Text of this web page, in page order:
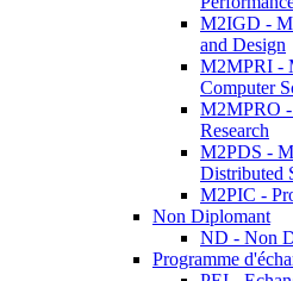
M2IGD -
and Design
M2MPRI -
Computer
M2MPRO
Research
M2PDS -
Distributed
M2PIC -
Non Diplomant
ND - Non
Programme